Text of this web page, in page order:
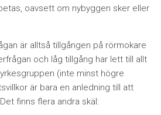
oavsett om nybyggen sker eller
är alltså tillgången på rörmokare
och låg tillgång har lett till allt
(inte minst högre
är bara en anledning till att
finns flera andra skäl: